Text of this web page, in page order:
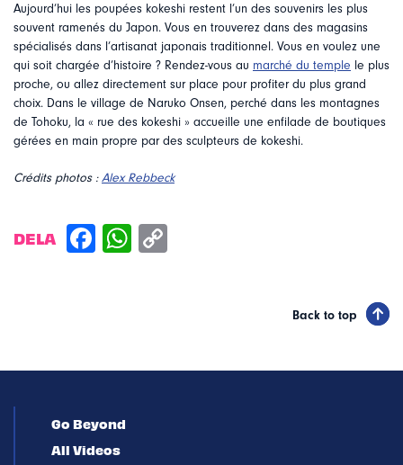
Aujourd’hui les poupées kokeshi restent l’un des souvenirs les plus
souvent ramenés du Japon. Vous en trouverez dans des magasins
spécialisés dans l’artisanat japonais traditionnel. Vous en voulez une
qui soit chargée d’histoire ? Rendez-vous au marché du temple le plus
proche, ou allez directement sur place pour profiter du plus grand
choix. Dans le village de Naruko Onsen, perché dans les montagnes
de Tohoku, la « rue des kokeshi » accueille une enfilade de boutiques
gérées en main propre par des sculpteurs de kokeshi.
Crédits photos :Alex Rebbeck
DELA
Back to top
Go Beyond
All Videos